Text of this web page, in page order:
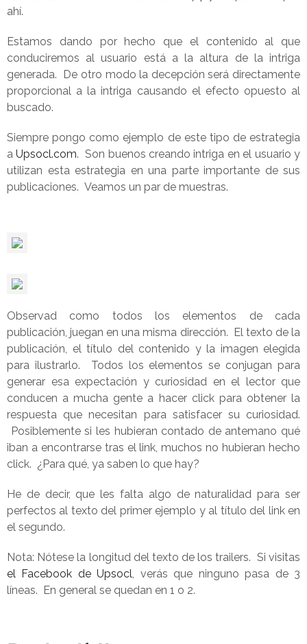
ahí.
Estamos dando por hecho que el contenido al que
conduciremos al usuario está a la altura de la intriga
generada. De otro modo la decepción será directamente
proporcional a la intriga causando el efecto opuesto al
buscado.
Siempre pongo como ejemplo de este tipo de estrategia
aUpsocl.com. Son buenos creando intriga en el usuario y
utilizan esta estrategia en una parte importante de sus
publicaciones. Veamos un par de muestras.
Observad como todos los elementos de cada
publicación, juegan en una misma dirección. El texto de la
publicación, el título del contenido y la imagen elegida
para ilustrarlo. Todos los elementos se conjugan para
generar esa expectación y curiosidad en el lector que
conducen a mucha gente a hacer click para obtener la
respuesta que necesitan para satisfacer su curiosidad.
Posiblemente si les hubieran contado de antemano qué
iban a encontrarse tras el link, muchos no hubieran hecho
click. ¿Para qué, ya saben lo que hay?
He de decir, que les falta algo de naturalidad para ser
perfectos al texto del primer ejemplo y al título del link en
el segundo.
Nota: Nótese la longitud del texto de los trailers. Si visitas
el Facebook de Upsocl, verás que ninguno pasa de 3
líneas. En general se quedan en 1 o 2.